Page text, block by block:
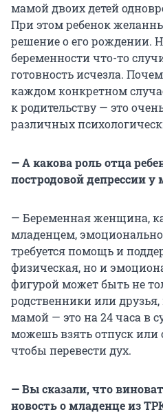
мамой двоих детей
При этом ребенок
решение о его рождении.
беременности что-то
готовность исчезла.
каждом конкретном
к родительству — это
различных
— А какова роль отца
постродовой депрессии у
— Беременная женщина,
младенцем,
требуется помощь и
физическая, но и
фигурой может быть не
родственники или
мамой — это на 24 часа в
можешь взять отпуск или
чтобы перевести дух.
— Вы сказали, что
новость о младенце из